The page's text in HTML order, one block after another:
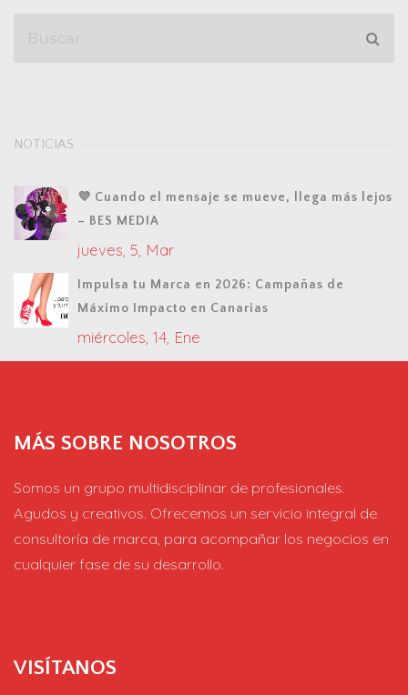
NOTICIAS
💜 Cuando el mensaje se mueve, llega más lejos
– BES MEDIA
jueves, 5, Mar
Impulsa tu Marca en 2026: Campañas de
Máximo Impacto en Canarias
miércoles, 14, Ene
MÁS SOBRE NOSOTROS
Somos un grupo multidisciplinar de profesionales.
Agudos y creativos. Ofrecemos un servicio integral de
consultoría de marca, para acompañar los negocios en
cualquier fase de su desarrollo.
VISÍTANOS